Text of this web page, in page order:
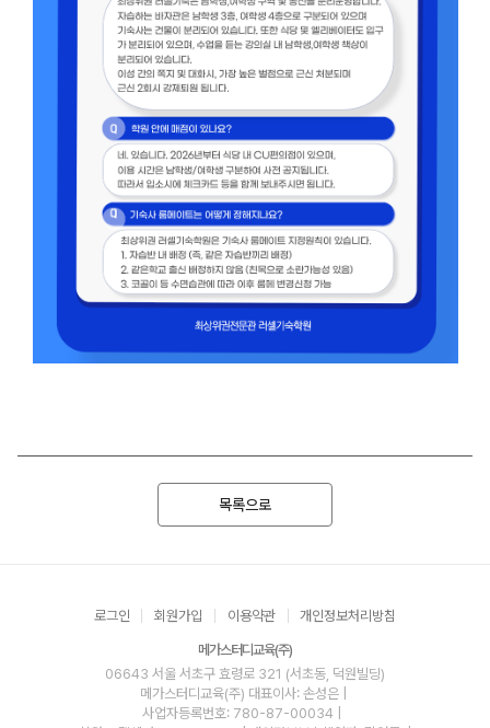
목록으로
로그인 회원가입 이용약관 개인정보처리방침
메가스터디교육(주)
06643 서울 서초구 효령로 321 (서초동, 덕원빌딩)
메가스터디교육(주) 대표이사: 손성은 |
사업자등록번호: 780-87-00034